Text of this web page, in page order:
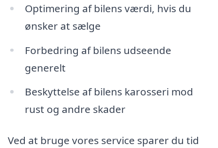
Optimering af bilens værdi, hvis du
ønsker at sælge
Forbedring af bilens udseende
generelt
Beskyttelse af bilens karosseri mod
rust og andre skader
Ved at bruge vores service sparer du tid